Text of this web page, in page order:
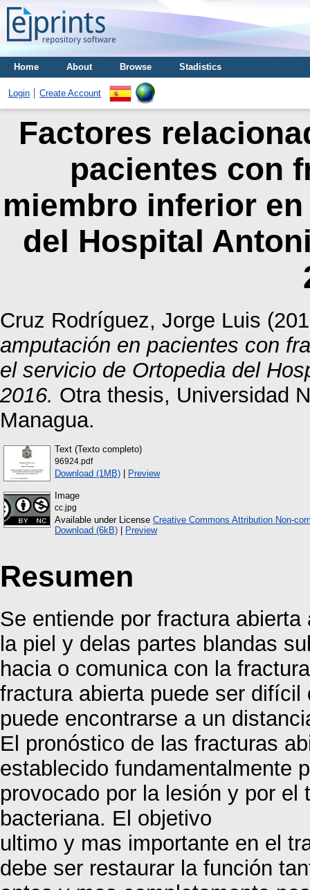
Home About Browse Stadistics
Login Create Account
Factores
pacientes con
miembro inferior
del Hospital
Cruz Rodríguez, Jorge Luis
amputación en pacientes con
el servicio de Ortopedia del
2016. Otra thesis, Universidad
Managua.
Text (Texto completo)
96924.pdf
Download (1MB) | Preview
Image
cc.jpg
Available under License Creative Commons Attribution Non-
Download (6kB) | Preview
Resumen
Se entiende por fractura
la piel y delas partes blandas
hacia o comunica con la
fractura abierta puede ser
puede encontrarse a un
El pronóstico de las fracturas
establecido fundamentalmente
provocado por la lesión y por
bacteriana. El objetivo
ultimo y mas importante en el
debe ser restaurar la función